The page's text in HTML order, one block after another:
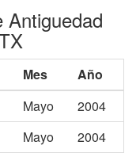
Antiguedad
Mes
Año
Mayo
2004
Mayo
2004